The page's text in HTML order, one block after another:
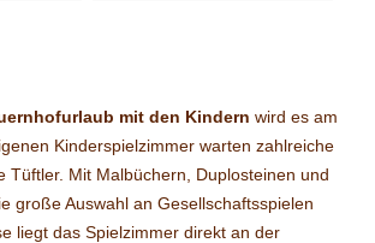
mit den Kindern wird es am
Kinderspielzimmer warten zahlreiche
Mit Malbüchern, Duplosteinen und
große Auswahl an Gesellschaftsspielen
liegt das Spielzimmer direkt an der